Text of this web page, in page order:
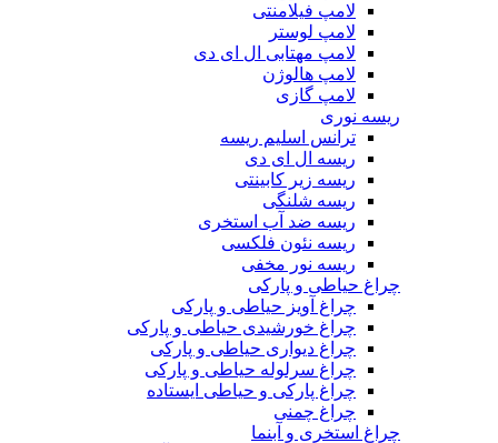
لامپ فیلامنتی
لامپ لوستر
لامپ مهتابی ال ای دی
لامپ هالوژن
لامپ گازی
ریسه نوری
ترانس اسلیم ریسه
ریسه ال ای دی
ریسه زیر کابینتی
ریسه شلنگی
ریسه ضد آب استخری
ریسه نئون فلکسی
ریسه نور مخفی
چراغ حیاطی و پارکی
چراغ آویز حیاطی و پارکی
چراغ خورشیدی حیاطی و پارکی
چراغ دیواری حیاطی و پارکی
چراغ سرلوله حیاطی و پارکی
چراغ پارکی و حیاطی ایستاده
چراغ چمنی
چراغ استخری و آبنما